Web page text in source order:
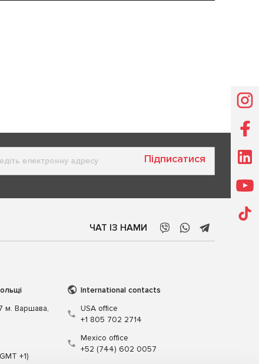
Підписатися
ЧАТ ІЗ НАМИ
м. Варшава,
+1)
International contacts
USA office
+1 805 702 2714
Mexico office
+52 (744) 602 0057